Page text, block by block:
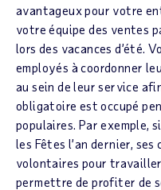
avantageux pour votre
votre équipe des ventes
lors des vacances d’été.
employés à coordonner
au sein de leur service
obligatoire est occupé
populaires. Par exemple,
les Fêtes l’an dernier,
volontaires pour
permettre de profiter de